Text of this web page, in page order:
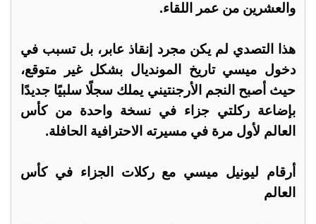
والعشرين من عمر اللقاء.
هذا التصدي لم يكن مجرد إنقاذ عابر، بل تسبب في
دخول ميسي تاريخ المونديال بشكل غير متوقع،
حيث أصبح النجم الأرجنتيني يملك سجلًا سلبيًا جديدًا
بإضاعة ركلتي جزاء في نسخة واحدة من كأس
العالم لأول مرة في مسيرته الاحترافية الحافلة.
أرقام ليونيل ميسي مع ركلات الجزاء في كأس
العالم